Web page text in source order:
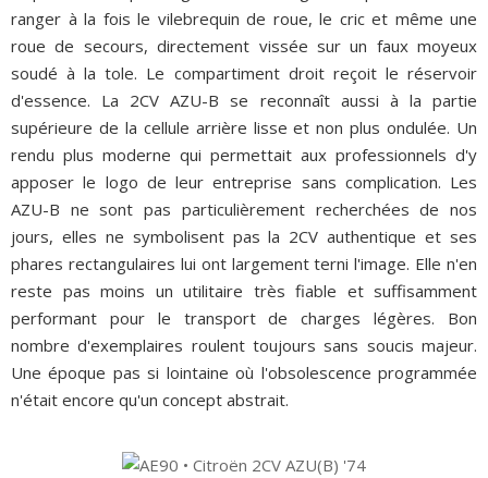
ranger à la fois le vilebrequin de roue, le cric et même une
roue de secours, directement vissée sur un faux moyeux
soudé à la tole. Le compartiment droit reçoit le réservoir
d'essence. La 2CV AZU-B se reconnaît aussi à la partie
supérieure de la cellule arrière lisse et non plus ondulée. Un
rendu plus moderne qui permettait aux professionnels d'y
apposer le logo de leur entreprise sans complication. Les
AZU-B ne sont pas particulièrement recherchées de nos
jours, elles ne symbolisent pas la 2CV authentique et ses
phares rectangulaires lui ont largement terni l'image. Elle n'en
reste pas moins un utilitaire très fiable et suffisamment
performant pour le transport de charges légères. Bon
nombre d'exemplaires roulent toujours sans soucis majeur.
Une époque pas si lointaine où l'obsolescence programmée
n'était encore qu'un concept abstrait.